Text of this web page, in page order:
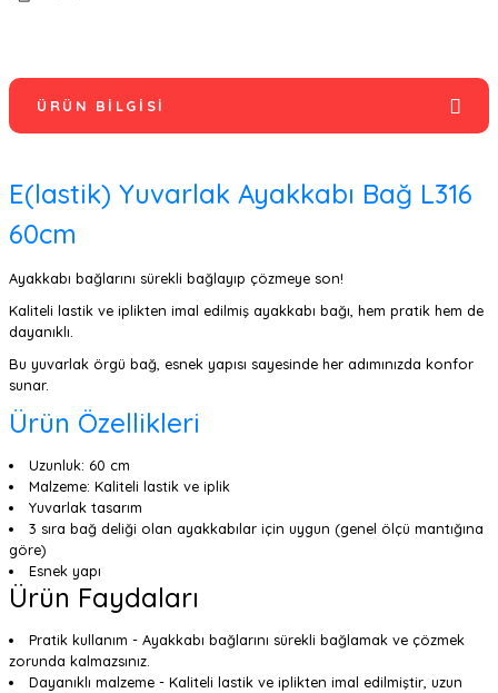
ÜRÜN BILGISI
E(lastik) Yuvarlak Ayakkabı Bağ L316
60cm
Ayakkabı bağlarını sürekli bağlayıp çözmeye son!
Kaliteli lastik ve iplikten imal edilmiş ayakkabı bağı, hem pratik hem de
dayanıklı.
Bu yuvarlak örgü bağ, esnek yapısı sayesinde her adımınızda konfor
sunar.
Ürün Özellikleri
Uzunluk: 60 cm
Malzeme: Kaliteli lastik ve iplik
Yuvarlak tasarım
3 sıra bağ deliği olan ayakkabılar için uygun (genel ölçü mantığına
göre)
Esnek yapı
Ürün Faydaları
Pratik kullanım - Ayakkabı bağlarını sürekli bağlamak ve çözmek
zorunda kalmazsınız.
Dayanıklı malzeme - Kaliteli lastik ve iplikten imal edilmiştir, uzun